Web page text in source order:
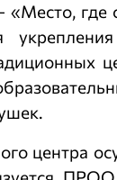
«Место, где
центра